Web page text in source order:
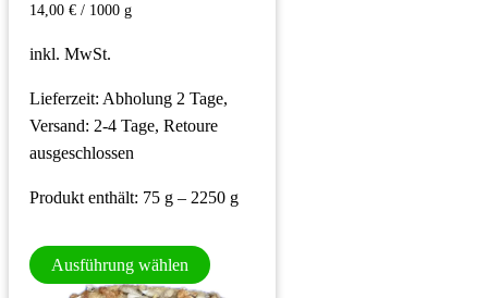
14,00 € / 1000 g
inkl. MwSt.
Lieferzeit: Abholung 2 Tage,
Versand: 2-4 Tage, Retoure
ausgeschlossen
Produkt enthält: 75 g – 2250 g
Ausführung wählen
Produkt